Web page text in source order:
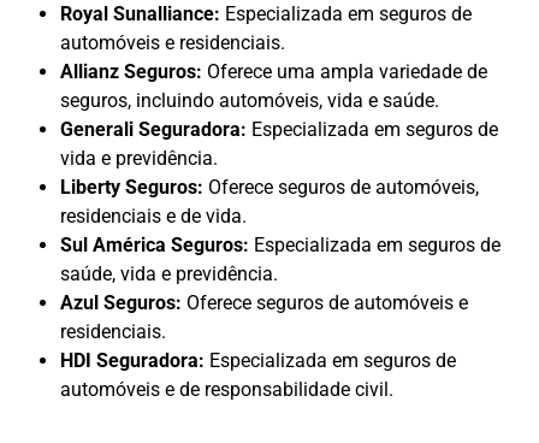
Royal Sunalliance: Especializada em seguros de
automóveis e residenciais.
Allianz Seguros: Oferece uma ampla variedade de
seguros, incluindo automóveis, vida e saúde.
Generali Seguradora: Especializada em seguros de
vida e previdência.
Liberty Seguros: Oferece seguros de automóveis,
residenciais e de vida.
Sul América Seguros: Especializada em seguros de
saúde, vida e previdência.
Azul Seguros: Oferece seguros de automóveis e
residenciais.
HDI Seguradora: Especializada em seguros de
automóveis e de responsabilidade civil.